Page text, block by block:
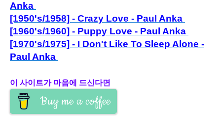
Anka
[1950's/1958] - Crazy Love - Paul Anka
[1960's/1960] - Puppy Love - Paul Anka
[1970's/1975] - I Don't Like To Sleep Alone -
Paul Anka
이 사이트가 마음에 드신다면
Buy me a coffee